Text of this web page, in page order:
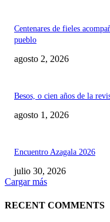
Centenares de fieles
pueblo
agosto 2, 2026
Besos, o cien años de la
agosto 1, 2026
Encuentro Azagala 2026
julio 30, 2026
Cargar más
RECENT COMMENTS